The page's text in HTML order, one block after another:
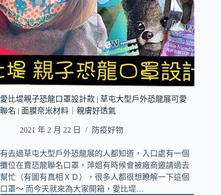
切
錠？！
SOP、
泡
法、
注
意
事
大
公
在
自
製
安
全
愛比堤親子恐龍口罩設計款 | 草屯大型戶外恐龍展可愛
聯名 | 面膜奈米材料｜親膚好透氣
2021 年 2 月 22 日 防疫好物
有去過草屯大型戶外恐龍展的人都知道，入口處有一個
攤位在賣恐龍聯名口罩，萍姐有時候會被廠商邀請過去
幫忙（有圖有真相ＸＤ），很多人都很想瞭解一下這個
口罩～ 而今天就來為大家開箱，愛比堤…